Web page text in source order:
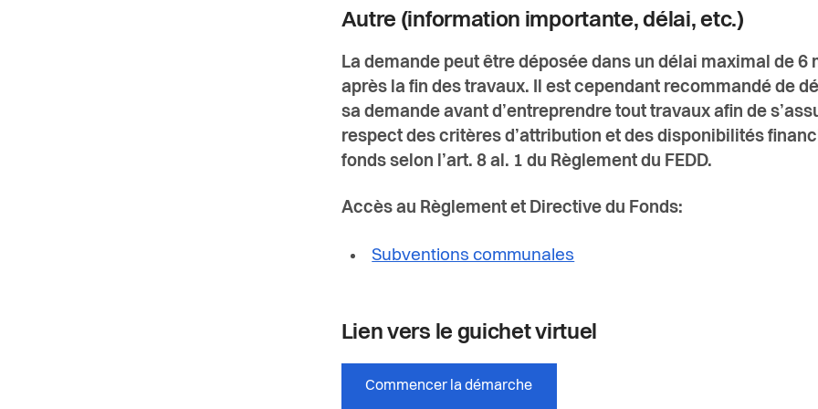
Autre (information importante, délai, etc.)
La demande peut être déposée dans un délai maximal de 6
après la fin des travaux. Il est cependant recommandé de
sa demande avant d’entreprendre tout travaux afin de
respect des critères d’attribution et des disponibilités
fonds selon l’art. 8 al. 1 du Règlement du FEDD.
Accès au Règlement et Directive du Fonds:
Subventions communales
Lien vers le guichet virtuel
Commencer la démarche